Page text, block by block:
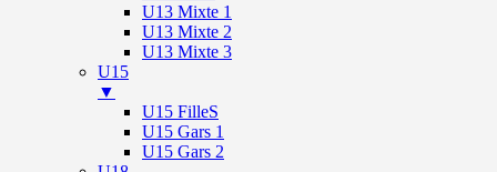
U13 Mixte 1
U13 Mixte 2
U13 Mixte 3
U15
▼
U15 FilleS
U15 Gars 1
U15 Gars 2